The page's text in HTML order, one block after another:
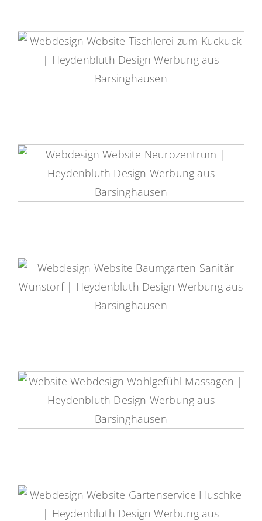
Tischlerei zum Kuckuck Website
Neurozentrum Barsinghausen
Website
Baumgarten Sanitär Website
Wohlgefühl Massagen Website